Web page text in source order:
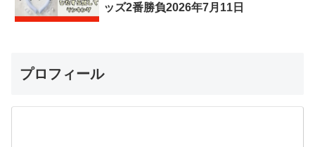
ッズ2番勝負2026年7月11日
プロフィール